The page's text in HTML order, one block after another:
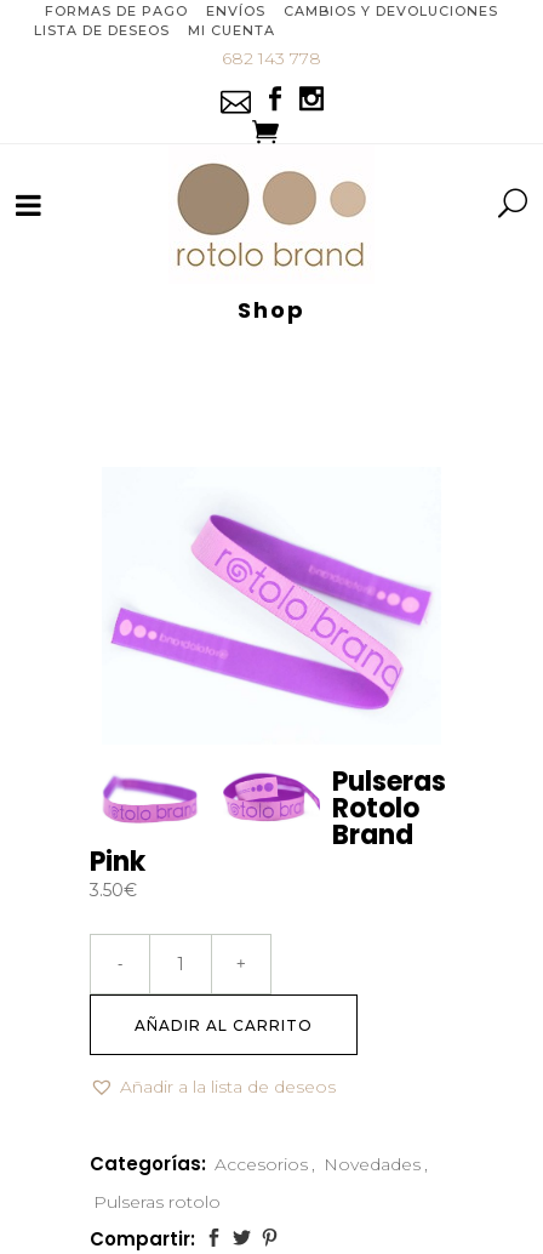
FORMAS DE PAGO ENVÍOS
CAMBIOS Y DEVOLUCIONES
LISTA DE DESEOS
MI CUENTA
682 143 778
Shop
Pulseras
Rotolo
Brand
Pink
3.50€
AÑADIR AL CARRITO
Añadir a la lista de deseos
Categorías: Accesorios , Novedades ,
Pulseras rotolo
Compartir: